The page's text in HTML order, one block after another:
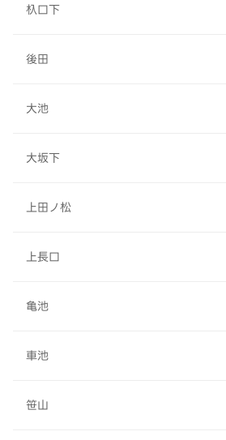
杁口下
後田
大池
大坂下
上田ノ松
上長口
亀池
車池
笹山